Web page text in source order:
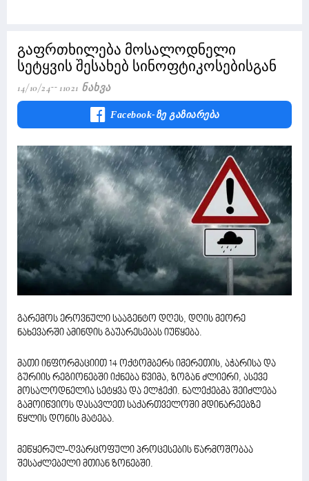
გაფრთხილება მოსალოდნელი
სეტყვის შესახებ სინოფტიკოსებისგან
14/10/24 11021 Ნახვა
Facebook-Ზე Გაზიარება
გარემოს ეროვნული სააგენტო დღეს, დღის მეორე
ნახევარში ამინდის გაუარესებას იუწყება.
მათი ინფორმაციით 14 ოქტომბერს იმერეთის, აჭარისა და
გურიის რეგიონებში იქნება წვიმა, ზოგან ძლიერი, ასევე
მოსალოდნელია სეტყვა და ელჭექი. ნალექებმა შეიძლება
გამოიწვიოს დასავლეთ საქართველოში მდინარეებზე
წყლის დონის მატება.
მეწყერულ-ღვარცოფული პროცესების წარმოშობაა
შესაძლებელი მთიან ზონებში.